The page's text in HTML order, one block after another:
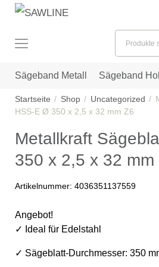
Sägeband Metall Sägeband
Startseite Shop Uncategorized
HSS-E Ø 350 x 2,5 x 32 mm Z6
Metallkraft
350 x 2,5 x 32 mm
Artikelnummer: 4036351137559
Angebot!
✓ Ideal für Edelstahl
✓ Sägeblatt-Durchmesser: 350